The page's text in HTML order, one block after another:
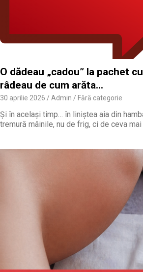
O dădeau „cadou” la pachet
râdeau de cum arăta…
30 aprilie 2026 Admin Fără categorie
Și în același timp… în liniștea aia din
tremură mâinile, nu de frig, ci de ceva